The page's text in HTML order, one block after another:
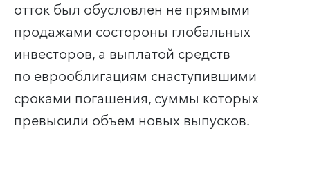
отток был обусловлен не прямыми
продажами состороны глобальных
инвесторов, а выплатой средств
по еврооблигациям снаступившими
сроками погашения, суммы которых
превысили объем новых выпусков.